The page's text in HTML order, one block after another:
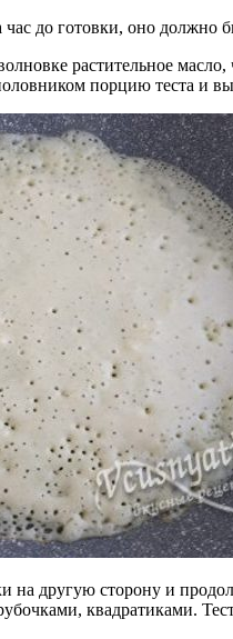
час до готовки, оно должно
растительное
порцию теста и
на другую сторону и
квадратиками.